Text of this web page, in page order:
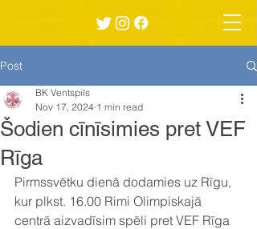
Post
Šodien cīnīsimies pret VEF
Rīga
BK Ventspils
Nov 17, 2024 1 min read
Pirmssvētku dienā dodamies uz Rīgu,
kur plkst. 16.00 Rimi Olimpiskajā
centrā aizvadīsim spēli pret VEF Rīga